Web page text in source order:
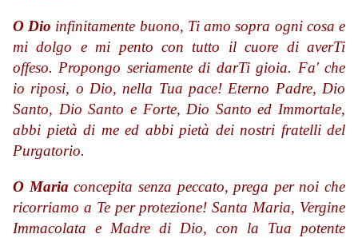
O Dio infinitamente buono, Ti amo sopra ogni cosa e
mi dolgo e mi pento con tutto il cuore di averTi
offeso. Propongo seriamente di darTi gioia. Fa' che
io riposi, o Dio, nella Tua pace! Eterno Padre, Dio
Santo, Dio Santo e Forte, Dio Santo ed Immortale,
abbi pietà di me ed abbi pietà dei nostri fratelli del
Purgatorio.
O Maria concepita senza peccato, prega per noi che
ricorriamo a Te per protezione! Santa Maria, Vergine
Immacolata e Madre di Dio, con la Tua potente